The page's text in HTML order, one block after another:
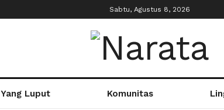
Sabtu, Agustus 8, 2026
Yang Luput Komunitas